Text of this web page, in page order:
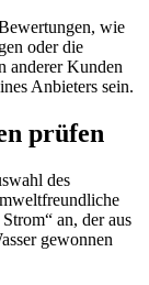
wie
oder die
anderer Kunden
Anbieters sein.
prüfen
des
an, der aus
gewonnen